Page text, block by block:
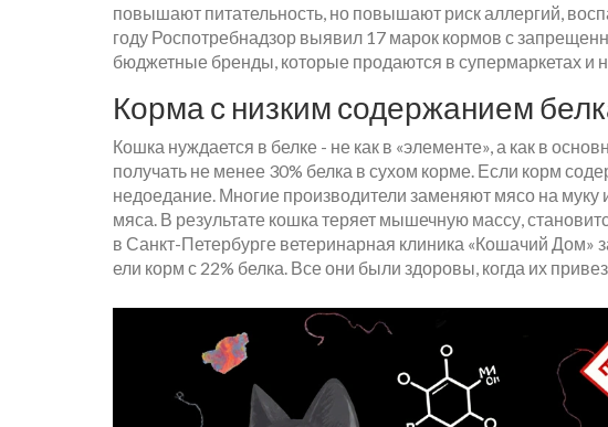
повышают питательность, но повышают риск аллергий,
году Роспотребнадзор выявил 17 марок кормов с
бюджетные бренды, которые продаются в супермаркетах и
Корма с низким содержанием
Кошка нуждается в белке - не как в «элементе», а как в
получать не менее 30% белка в сухом корме. Если корм
недоедание. Многие производители заменяют мясо на муку
мяса. В результате кошка теряет мышечную массу,
в Санкт-Петербурге ветеринарная клиника «Кошачий Дом»
ели корм с 22% белка. Все они были здоровы, когда их